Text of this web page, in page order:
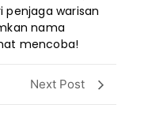
warisan
nama
mencoba!
Next Post